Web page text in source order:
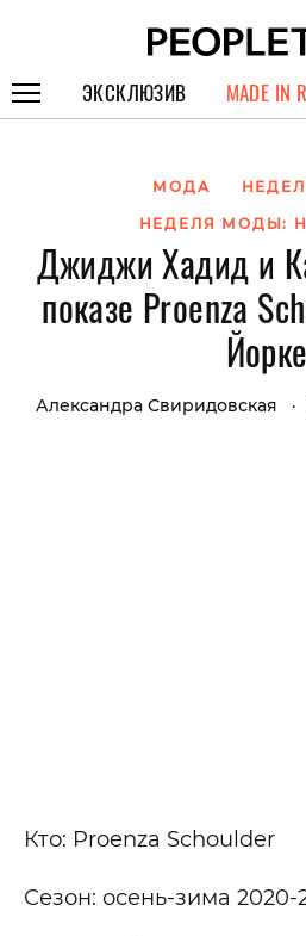
ЭКСКЛЮЗИВ
СПЕЦПРОЕКТЫ
ПОКОЛЕНИЕ
MADE IN
МОДА
НЕДЕЛЯ МОДЫ:
Джиджи Хадид и
показе Proenza
Йорке
Александра Свиридовская •
Кто: Proenza Schoulder
Сезон: осень-зима 2020-